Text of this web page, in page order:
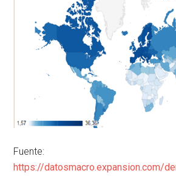
Fuente:
https://datosmacro.expansion.com/